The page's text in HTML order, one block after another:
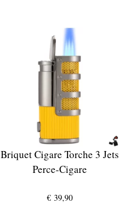
Briquet Cigare Torche 3 Jets
Perce-Cigare
€ 39,90